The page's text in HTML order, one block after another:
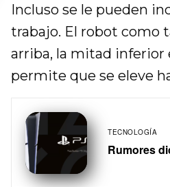
Incluso se le pueden
trabajo. El robot como
arriba, la mitad inferior
permite que se eleve
TECNOLOGÍA
Rumores